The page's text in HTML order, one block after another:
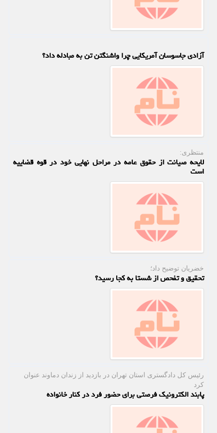
آزادی جاسوسان آمریکایی چرا واشنگتن تن به مبادله داد؟
منتظری:
لایحه صیانت از حقوق عامه در مراحل نهایی خود در قوه قضاییه
است
خضریان توضیح داد؛
تحقیق و تفحص از شستا به کجا رسید؟
رئیس كل دادگستری استان تهران در بازدید از زندان دماوند عنوان
كرد
پابند الکترونیک فرصتی برای حضور فرد در کنار خانواده